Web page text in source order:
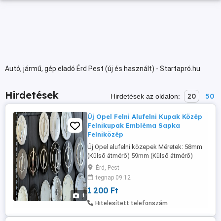
Autó, jármű, gép eladó Érd Pest (új és használt) - Startapró.hu
Hirdetések Hirdetések az oldalon: 20 50
1
Új Opel Felni Alufelni Kupak Közép
Felnikupak Embléma Sapka
Felniközép
Új Opel alufelni közepek Méretek: 58mm
(Külső átmérő) 59mm (Külső átmérő)
60mm (Külső átmérő) 64mm (Külső
átmérő) - 0909127953GD, HO24460123
53mm (Külső átmérő) - 13405286 67mm
(Külső átmérő) - 13242418, 13434369
13242418QN 1200-Ft db-tól. További
www. felni-kupak ...
Érd, Pest
tegnap 09:12
1 200 Ft
Hitelesített telefonszám